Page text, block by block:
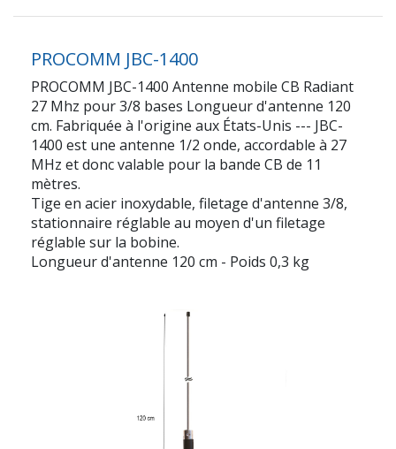
PROCOMM JBC-1400
PROCOMM JBC-1400 Antenne mobile CB Radiant
27 Mhz pour 3/8 bases Longueur d'antenne 120
cm. Fabriquée à l'origine aux États-Unis --- JBC-
1400 est une antenne 1/2 onde, accordable à 27
MHz et donc valable pour la bande CB de 11
mètres.
Tige en acier inoxydable, filetage d'antenne 3/8,
stationnaire réglable au moyen d'un filetage
réglable sur la bobine.
Longueur d'antenne 120 cm - Poids 0,3 kg